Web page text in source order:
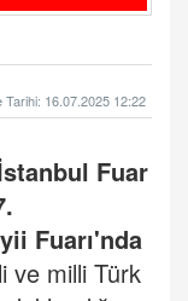
16.07.2025 12:22
Fuar
Fuarı'nda
ve milli Türk